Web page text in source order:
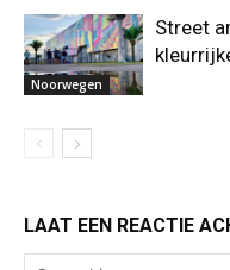
Noorwegen
Street
LAAT EEN REACTIE